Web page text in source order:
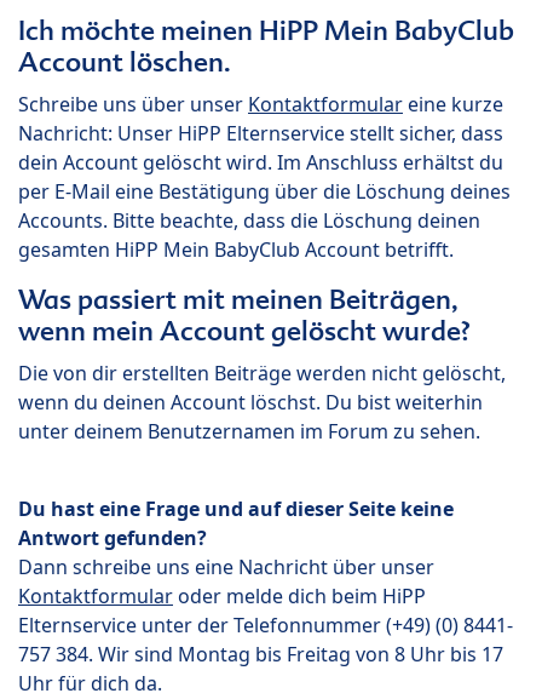
Ich möchte meinen HiPP Mein BabyClub
Account löschen.
Schreibe uns über unser Kontaktformulareine kurze
Nachricht: Unser HiPP Elternservice stellt sicher, dass
dein Account gelöscht wird. Im Anschluss erhältst du
per E-Mail eine Bestätigung über die Löschung deines
Accounts. Bitte beachte, dass die Löschung deinen
gesamten HiPP Mein BabyClub Account betrifft.
Was passiert mit meinen Beiträgen,
wenn mein Account gelöscht wurde?
Die von dir erstellten Beiträge werden nicht gelöscht,
wenn du deinen Account löschst. Du bist weiterhin
unter deinem Benutzernamen im Forum zu sehen.
Du hast eine Frage und auf dieser Seite keine
Antwort gefunden?
Dann schreibe uns eine Nachricht über unser
Kontaktformularoder melde dich beim HiPP
Elternservice unter der Telefonnummer (+49) (0) 8441-
757 384. Wir sind Montag bis Freitag von 8 Uhr bis 17
Uhr für dich da.